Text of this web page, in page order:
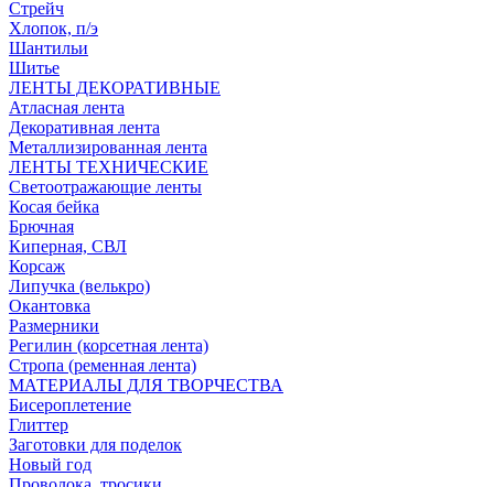
Стрейч
Хлопок, п/э
Шантильи
Шитье
ЛЕНТЫ ДЕКОРАТИВНЫЕ
Атласная лента
Декоративная лента
Металлизированная лента
ЛЕНТЫ ТЕХНИЧЕСКИЕ
Светоотражающие ленты
Косая бейка
Брючная
Киперная, СВЛ
Корсаж
Липучка (велькро)
Окантовка
Размерники
Регилин (корсетная лента)
Стропа (ременная лента)
МАТЕРИАЛЫ ДЛЯ ТВОРЧЕСТВА
Бисероплетение
Глиттер
Заготовки для поделок
Новый год